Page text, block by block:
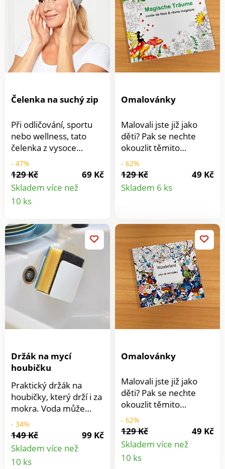
Rozměry: 15,3 x 13,5 x
7 cm
Čelenka na suchý zip
Při odličování, sportu
nebo wellness, tato
čelenka z vysoce
kvalitního froté je
ideální. Příjemně
měkkáaružná, lze prát.
Dobře drží díky
suchému zipu. Měkká +
Univerzální. Snadná
údržba.
- 47%
129 Kč
69 Kč
Skladem více než
10 ks
Omalovánky
Malovali jste již jako
děti? Pak se nechte
okouzlit těmito
kouzelnými
omalovánkami a znovu
se chopte pastelek. V
každé knize najdete
Objevte svou
kreativitu!
- 62%
129 Kč
49 Kč
Skladem 6 ks
Detail
Držák na mycí
houbičku
Praktický držák na
houbičky, který drží i za
mokra. Voda může
odtékat a houbička na
nádobí rychleji schne!
- 34%
149 Kč
99 Kč
Skladem více než
10 ks
Omalovánky
Malovali jste již jako
děti? Pak se nechte
okouzlit těmito
kouzelnými
omalovánkami a znovu
se chopte pastelek. V
každé knize najdete
fantastické kreslené
- 62%
129 Kč
49 Kč
Skladem více než
10 ks